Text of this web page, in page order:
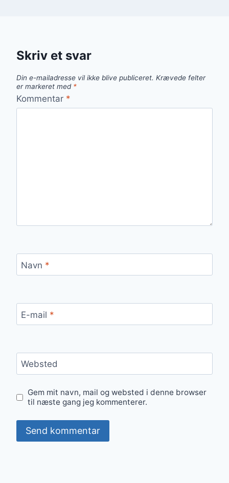
Skriv et svar
Din e-mailadresse vil ikke blive publiceret. Krævede felter
er markeret med *
Kommentar *
Navn *
E-mail *
Websted
Gem mit navn, mail og websted i denne browser
til næste gang jeg kommenterer.